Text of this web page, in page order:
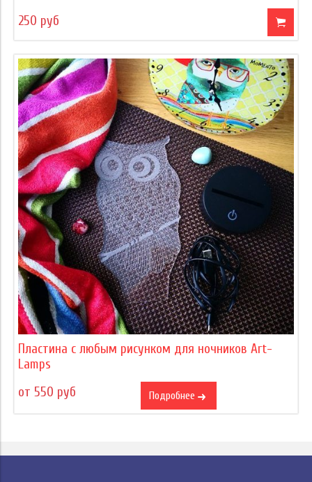
250 руб
Пластина с любым рисунком для ночников Art-
Lamps
от 550 руб
Подробнее